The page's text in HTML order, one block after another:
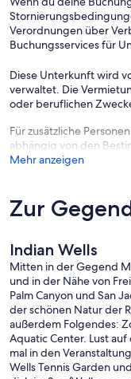
Verordnungen über
Buchungsservices für
Diese Unterkunft wird
verwaltet. Die
oder beruflichen
Für zusätzliche
abhängig von den
Mehr anzeigen
Zur
Indian Wells
Mitten in der Gegend
und in der Nähe von
Palm Canyon und San
der schönen Natur der
außerdem Folgendes:
Aquatic Center. Lust
mal in den
Wells Tennis Garden